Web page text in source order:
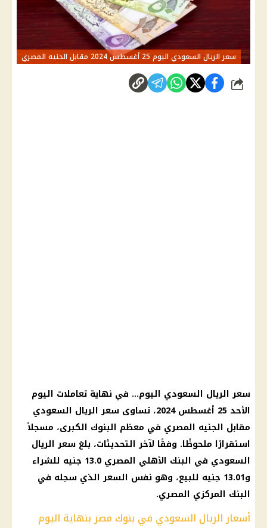
سعر الريال السعودي اليوم 25 أغسطس 2024 مقابل الجنيه المصري
شارك
سعر الريال السعودي اليوم… في نهاية تعاملات اليوم
الأحد 25 أغسطس 2024، تساوى
سعر الريال السعودي
مقابل الجنيه المصري في معظم البنوك الكبرى، مسجلاً
استقرارًا ملحوظًا. وفقًا لآخر التحديثات، بلغ سعر الريال
السعودي في البنك الأهلي المصري
13.0 جنيه للشراء
و13.01 جنيه للبيع، وهو نفس السعر الذي سجله في
البنك المركزي المصري.
أسعار الريال السعودي في بنوك مصر بنهاية اليوم